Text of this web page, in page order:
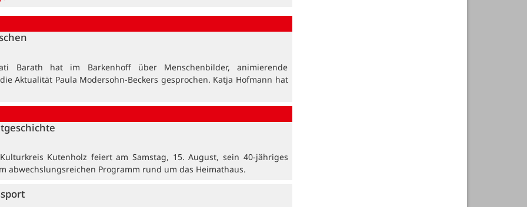
Barath hat im Barkenhoff über Menschenbilder, animierende
Aktualität Paula Modersohn-Beckers gesprochen. Katja Hofmann hat
Kutenholz feiert am Samstag, 15. August, sein 40-jähriges
abwechslungsreichen Programm rund um das Heimathaus.